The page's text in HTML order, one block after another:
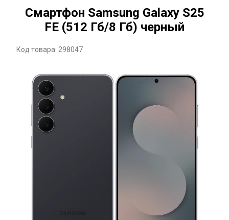
Смартфон Samsung Galaxy S25
FE (512 Гб/8 Гб) черный
Код товара: 298047